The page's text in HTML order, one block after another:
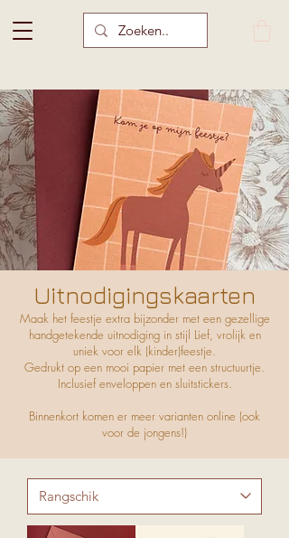
Uitnodigingskaarten
Maak het feestje extra bijzonder met een gezellige
handgetekende uitnodiging in stijl Lief, vrolijk en
uniek voor elk (kinder)feestje.
Gedrukt op een mooi papier met een structuurtje.
Inclusief enveloppen en sluitstickers.
Binnenkort komen er meer varianten online (ook
voor de jongens!)